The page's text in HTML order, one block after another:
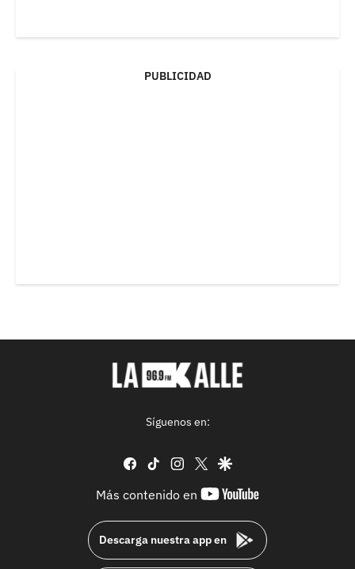
PUBLICIDAD
Síguenos en:
facebook
tiktok instagram
twittergoogle
Más contenido en
youtube-
Descarga nuestra app en